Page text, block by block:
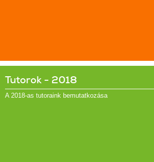
Tutorok - 2018
A 2018-as tutoraink bemutatkozása